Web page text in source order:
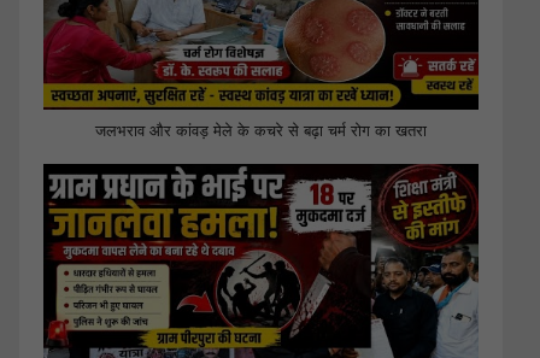
जलभराव और कांवड़ मेले के कचरे से बढ़ा चर्म रोग का खतरा